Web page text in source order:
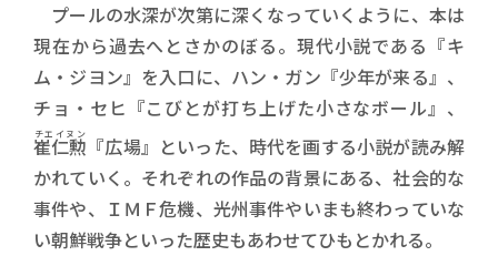
プールの水深が次第に深くなっていくように、本は
現在から過去へとさかのぼる。現代小説である『キ
ム・ジヨン』を入口に、ハン・ガン『少年が来る』、
チョ・セヒ『こびとが打ち上げた小さなボール』、
崔仁勲
チエイヌン
『広場』といった、時代を画する小説が読み解
かれていく。それぞれの作品の背景にある、社会的な
事件や、ＩＭＦ危機、光州事件やいまも終わっていな
い朝鮮戦争といった歴史もあわせてひもとかれる。